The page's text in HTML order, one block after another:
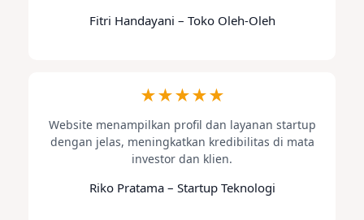
Fitri Handayani – Toko Oleh-Oleh
★★★★★
Website menampilkan profil dan layanan startup
dengan jelas, meningkatkan kredibilitas di mata
investor dan klien.
Riko Pratama – Startup Teknologi